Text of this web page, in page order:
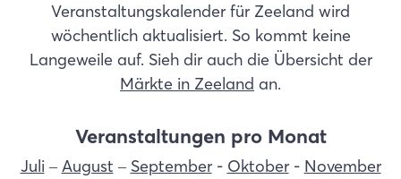
Veranstaltungskalender für Zeeland wird
wöchentlich aktualisiert. So kommt keine
Langeweile auf. Sieh dir auch die Übersicht der
Märkte in Zeeland an.
Veranstaltungen pro Monat
Juli – August – September- Oktober- November